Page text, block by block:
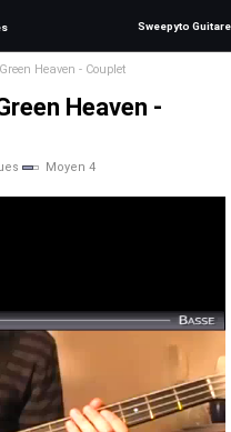
Sweepyto Guitare
Green Heaven - Couplet
Heaven -
Moyen 4